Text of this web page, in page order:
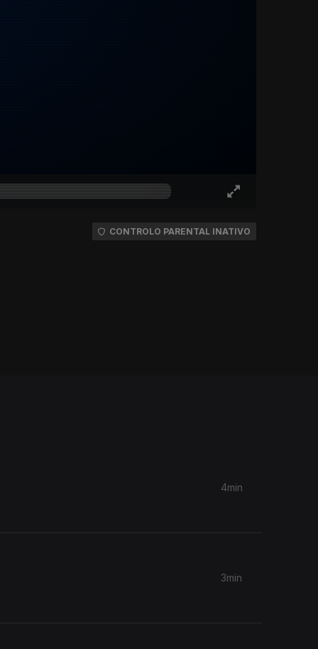
CONTROLO PARENTAL INATIVO
4min
3min